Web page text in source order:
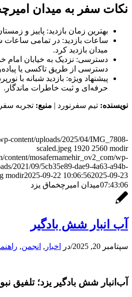
نکات سفر به میدان
بهترین زمان بازدید: پاییز و
ساعات بازدید: در تمامی ساعات
میدان بازدید کرد.
دسترسی: نزدیک به خیابان امام
دسترسی از طریق تاکسی یا
پیشنهاد ویژه: بازدید شبانه با
حرفه‌ای و ثبت خاطرات ماندگار.
نویسنده: تیم سفرنورد | منبع: تجربه
content/uploads/2025/04/IMG_7808-
scaled.jpeg 1920 2560 modir
content/mosafernamehir_ov2_com/wp-
2021/09/5cb35e89-dae9-4a63-a94b-
modir2025-09-22 10:06:562025-09-23
07:43:06میدان امیرچخماق یزد
آب انبار شش بادگیر
سپتامبر 20, 2025 /در اخبار , انجمن,
آب‌انبار شش بادگیر یزد؛ تلفیق